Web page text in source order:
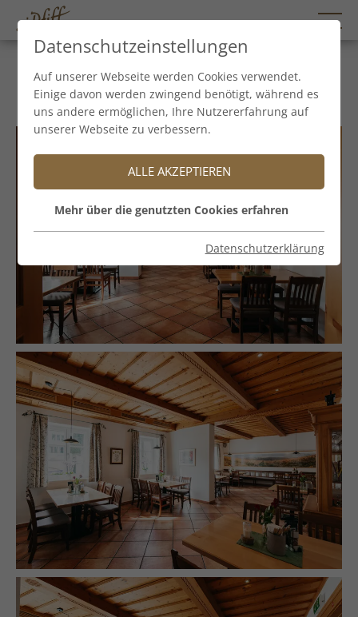
Hirterstube
Datenschutzeinstellungen
Auf unserer Webseite werden Cookies verwendet.
Einige davon werden zwingend benötigt, während es
uns andere ermöglichen, Ihre Nutzererfahrung auf
unserer Webseite zu verbessern.
ALLE AKZEPTIEREN
Mehr über die genutzten Cookies erfahren
Datenschutzerklärung